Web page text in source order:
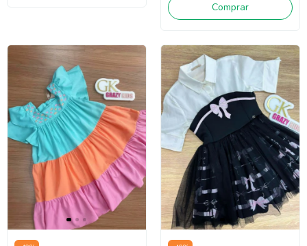
Comprar